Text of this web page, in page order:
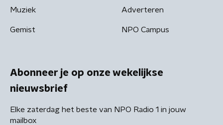
Muziek
Gemist
Adverteren
NPO Campus
Abonneer je op onze wekelijkse
nieuwsbrief
Elke zaterdag het beste van NPO Radio 1 in jouw
mailbox